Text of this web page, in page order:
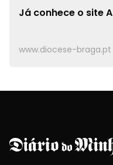
Já conhece o site
www.diocese-braga.pt